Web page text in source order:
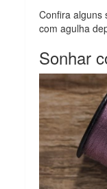
Confira alguns
com agulha
Sonhar